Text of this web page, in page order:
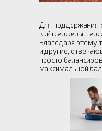
Для поддержания
кайтсерферы,
Благодаря этому
и другие,
просто
максимальной